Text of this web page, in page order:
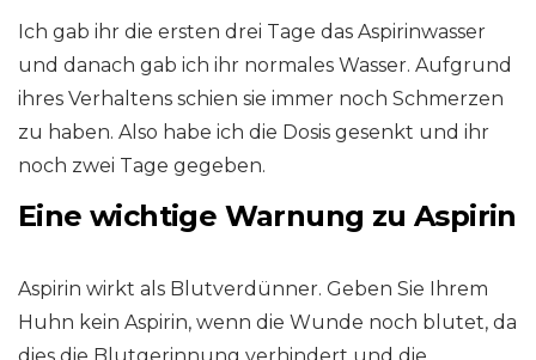
Ich gab ihr die ersten drei Tage das Aspirinwasser
und danach gab ich ihr normales Wasser. Aufgrund
ihres Verhaltens schien sie immer noch Schmerzen
zu haben. Also habe ich die Dosis gesenkt und ihr
noch zwei Tage gegeben.
Eine wichtige Warnung zu Aspirin
Aspirin wirkt als Blutverdünner. Geben Sie Ihrem
Huhn kein Aspirin, wenn die Wunde noch blutet, da